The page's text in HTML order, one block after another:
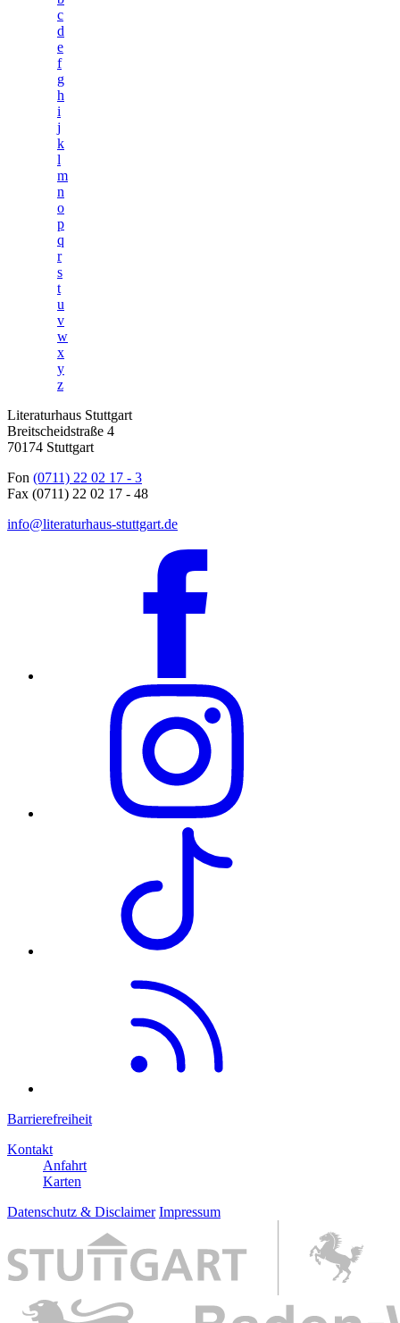
c
d
e
f
g
h
i
j
k
l
m
n
o
p
q
r
s
t
u
v
w
x
y
z
Literaturhaus Stuttgart
Breitscheidstraße 4
70174 Stuttgart
Fon (0711) 22 02 17 - 3
Fax (0711) 22 02 17 - 48
info@literaturhaus-stuttgart.de
Barrierefreiheit
Kontakt
Anfahrt
Karten
Datenschutz & Disclaimer Impressum